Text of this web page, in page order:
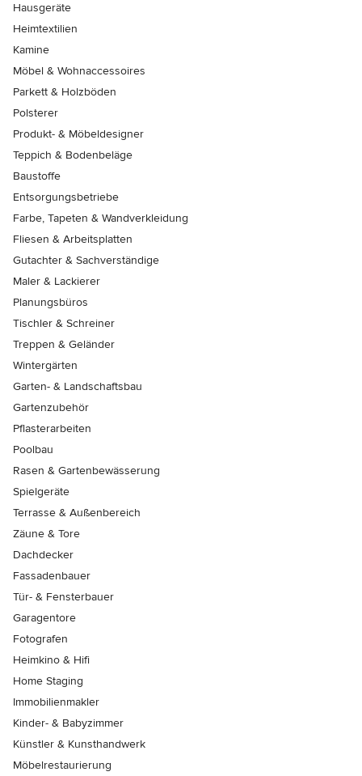
Hausgeräte
Heimtextilien
Kamine
Möbel & Wohnaccessoires
Parkett & Holzböden
Polsterer
Produkt- & Möbeldesigner
Teppich & Bodenbeläge
Baustoffe
Entsorgungsbetriebe
Farbe, Tapeten & Wandverkleidung
Fliesen & Arbeitsplatten
Gutachter & Sachverständige
Maler & Lackierer
Planungsbüros
Tischler & Schreiner
Treppen & Geländer
Wintergärten
Garten- & Landschaftsbau
Gartenzubehör
Pflasterarbeiten
Poolbau
Rasen & Gartenbewässerung
Spielgeräte
Terrasse & Außenbereich
Zäune & Tore
Dachdecker
Fassadenbauer
Tür- & Fensterbauer
Garagentore
Fotografen
Heimkino & Hifi
Home Staging
Immobilienmakler
Kinder- & Babyzimmer
Künstler & Kunsthandwerk
Möbelrestaurierung